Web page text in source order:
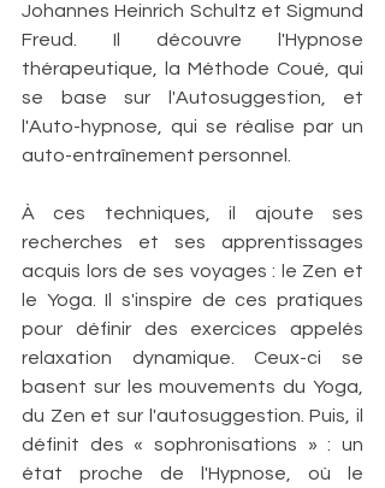
Johannes Heinrich Schultz et Sigmund
Freud. Il découvre l'Hypnose
thérapeutique, la Méthode Coué, qui
se base sur l'Autosuggestion, et
l'Auto-hypnose, qui se réalise par un
auto-entraînement personnel.
À ces techniques, il ajoute ses
recherches et ses apprentissages
acquis lors de ses voyages : le Zen et
le Yoga. Il s'inspire de ces pratiques
pour définir des exercices appelés
relaxation dynamique. Ceux-ci se
basent sur les mouvements du Yoga,
du Zen et sur l'autosuggestion. Puis, il
définit des « sophronisations » : un
état proche de l'Hypnose, où le